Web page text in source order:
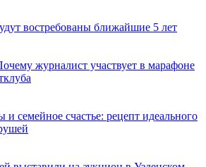
востребованы ближайшие 5 лет
журналист участвует в марафоне
и семейное счастье: рецепт идеального